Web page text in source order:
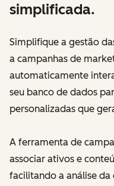
simplificada.
Simplifique a gestão
a campanhas de
automaticamente
seu banco de dados
personalizadas que
A ferramenta de
associar ativos e
facilitando a análise da